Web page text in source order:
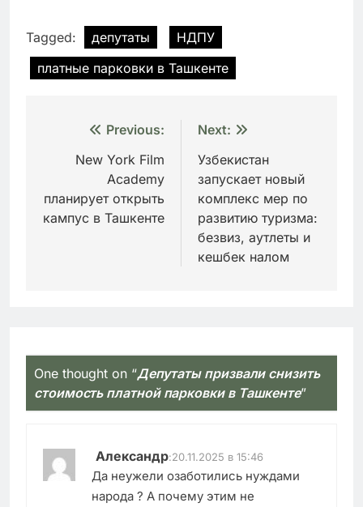
Tagged: депутаты
НДПУ
платные парковки в Ташкенте
Навигация
записям
Previous:
New York Film
Academy
планирует открыть
кампус в Ташкенте
Next:
Узбекистан
запускает новый
комплекс мер по
развитию туризма:
безвиз, аутлеты и
кешбек налом
One thought on “Депутаты призвали снизить
стоимость платной парковки в Ташкенте”
Александр:20.11.2025 в 15:46
Да неужели озаботились нуждами
народа ? А почему этим не